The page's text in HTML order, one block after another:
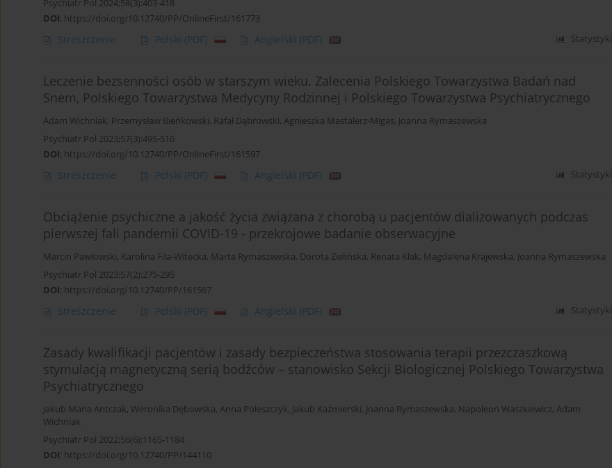
Psychiatr Pol 2024;58(3):403-418
DOI: https://doi.org/10.12740/PP/OnlineFirst/161773
Streszczenie Polski (PDF) Angielski (PDF) Statystyki
Leczenie bezsenności osób w starszym wieku. Zalecenia Polskiego Towarzystwa Badań nad
Snem, Polskiego Towarzystwa Medycyny Rodzinnej i Polskiego Towarzystwa Psychiatrycznego
Adam Wichniak, Przemysław Bieńkowski, Rafał Dąbrowski, Agnieszka Mastalerz-Migas, Joanna Rymaszewska
Psychiatr Pol 2023;57(3):495-516
DOI: https://doi.org/10.12740/PP/OnlineFirst/161597
Streszczenie Polski (PDF) Angielski (PDF) Statystyki
Obciążenie psychiczne a jakość życia związana z chorobą u pacjentów dializowanych podczas
pierwszej fali pandemii COVID-19 - przekrojowe badanie obserwacyjne
Marcin Pawłowski, Karolina Fila-Witecka, Marta Rymaszewska, Dorota Zielińska, Renata Kłak, Magdalena Krajewska, Joanna Rymaszewska
Psychiatr Pol 2023;57(2):275-295
DOI: https://doi.org/10.12740/PP/161567
Streszczenie Polski (PDF) Angielski (PDF) Statystyki
Zasady kwalifikacji pacjentów i zasady bezpieczeństwa stosowania terapii przezczaszkową
stymulacją magnetyczną serią bodźców – stanowisko Sekcji Biologicznej Polskiego Towarzystwa
Psychiatrycznego
Jakub Maria Antczak, Weronika Dębowska, Anna Poleszczyk, Jakub Kaźmierski, Joanna Rymaszewska, Napoleon Waszkiewicz, Adam
Wichniak
Psychiatr Pol 2022;56(6):1165-1184
DOI: https://doi.org/10.12740/PP/144110